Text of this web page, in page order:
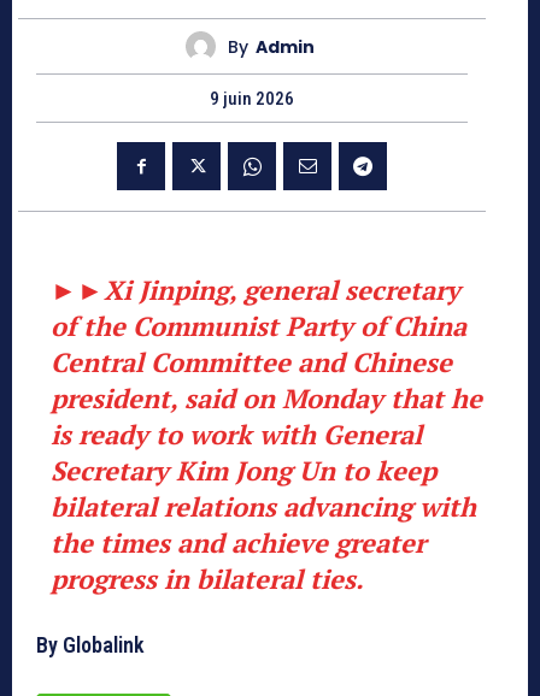
By Admin
9 juin 2026
►►Xi Jinping, general secretary
of the Communist Party of China
Central Committee and Chinese
president, said on Monday that he
is ready to work with General
Secretary Kim Jong Un to keep
bilateral relations advancing with
the times and achieve greater
progress in bilateral ties.
By Globalink